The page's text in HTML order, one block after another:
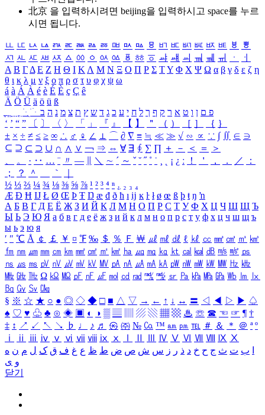
北京 을 입력하시려면 beijing을 입력하시고 space를 누르
시면 됩니다.
ㅥ ㅦ ㅧ ㅨ ㅩ ㅪ ㅫ ㅬ ㅭ ㅮ ㅯ ㅰ ㅱ ㅲ ㅳ ㅴ ㅵ ㅶ ㅷ ㅸ
ㅹ
ㅺ ㅻ ㅼ ㅽ ㅾ ㅿ ㆀ ㆁ ㆂ ㆃ ㆄ ㆅ ㆆ ㆇ ㆈ ㆉ ㆊ ㆋ ㆌ ㆍ
ㆎ
Α Β ΓΔ Ε Ζ Η Θ Ι ΚΛ Μ Ν Ξ Ο Π Ρ Σ ΤΥ Φ Χ Ψ Ω α β γ δ ε ζ η
θ ι κ λ μ ν ξ ο π ρ σ τ υ φ χ ψ ω
á à Á À é è É È ç Ç ê
Ä Ö Ü ä ö ü ß
ִֶֹ ֻּ ׁׂ פ ם ן ו ט א ר ק ף ך ל ח י ע כ ג ד ש ץ ת צ מ נ ה ב
‘ ’ “ ” 〔 〕 〈 〉 「 」 『 』 【 】 ＂ （ ） ［ ］ ｛ ｝
± × ÷ ≠ ≤ ≥ ∞ ∴ ♂ ♀ ∠ ⊥ ⌒ ∂ ∇ ≡ ≒ ≪ ≫ √ ∽ ∝ ∵ ∫ ∬ ∈ ∋
⊆ ⊇ ⊂ ⊃ ∪ ∩ ∧ ∨ ￢ ⇒ ⇔ ∀ ∃ ∮ ∑ ∏ ＋ － ＜ ＝
＞
、
。 · ‥ … ¨ 〃 ― ＼ ∼ ´ ～ ˇ ˘ ˝ ˚ ˙ ¸ ¡ ¿ ː ！ ＇ ， ． ／
：
；
？ ＾ ｀
½ ⅓ ⅔ ¼ ¾ ⅛ ⅜ ⅝ ⅞ ¹ ² ³ ⁴ ⁿ ₁ ₂ ₃ ₄
Æ Ð Ħ Ĳ Ł Ø Œ Þ Ŧ Ŋ æ đ ð ħ ı ĳ ĸ ŀ ł ø œ ß þ ŧ ŋ ŉ
А Б В Г Д Е Ё Ж З И Й К Л М Н О П Р С Т У Ф Х Ц Ч Ш Щ Ъ
Ы Ь Э Ю Я а б в г д е ё ж з и й к л м н о п р с т у ф х ц ч ш щ ъ
ы ь э ю я
′ ″ ℃ Å ￠ ￡ ￥ ¤ ℉ ‰ ＄ ％ Ｆ ￦ ㎕ ㎖ ㎗ ℓ ㎘ ㏄ ㎣ ㎤ ㎥ ㎦
㎙ ㎚ ㎛ ㎜ ㎝ ㎞ ㎟ ㎠ ㎡ ㎢ ㏊ ㎍ ㎎ ㎏ ㏏ ㎈ ㎉ ㏈ ㎧ ㎨ ㎰
㎱ ㎲ ㎳ ㎴ ㎵ ㎶ ㎷ ㎸ ㎹ ㎀ ㎁ ㎂ ㎃ ㎄ ㎺ ㎻ ㎽ ㎾ ㎿ ㎐ ㎑
㎒ ㎓ ㎔ Ω ㏀ ㏁ ㎊ ㎋ ㎌ ㏖ ㏅ ㎭ ㎮ ㎯ ㏛ ㎩ ㎪ ㎫ ㎬ ㏝ ㏐
㏓
㏃ ㏉ ㏜ ㏆
§ ※ ☆ ★ ○ ● ◎ ◇ ◆ □ ■ △ ▽ → ← ↑ ↓ ↔ 〓 ◁ ◀ ▷ ▶ ♤
♠ ♡ ♥ ♧ ♣ ⊙ ◈ ▣ ◐ ◑ ▒ ▤ ▨ ▧ ▦ ▩ ♨ ☏ ☎ ☜ ☞ ¶ †
‡ ↕ ↗ ↙ ↖ ↘ ♭ ♩ ♪ ♬ ㉿ ㈜ № ㏇ ™ ㏂ ㏘ ℡ ＃ ＆ ＊ ＠ ª º
ⅰ
ⅱ ⅲ ⅳ ⅴ ⅵ ⅶ ⅷ ⅸ ⅹ Ⅳ Ⅴ Ⅵ Ⅶ Ⅷ Ⅸ Ⅹ
ب ت ث ج ح خ د ذ ر ز س ش ص ض ط ظ ع غ ف ق ک ل م ن ه
و ی
닫기